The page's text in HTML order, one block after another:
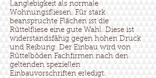
Langlebigkeit als normale
Wohnungsfliesen. Für stark
beanspruchte Flächen ist die
Rüttelfliese eine gute Wahl. Diese ist
widerstandsfähig gegen hohen Druck
und Reibung. Der Einbau wird von
Rüttelböden Fachfirmen nach den
geltenden speziellen
Einbauvorschriften erledigt.